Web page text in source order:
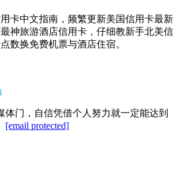
卡中文指南，频繁更新美国信用卡最新
神旅游酒店信用卡，仔细教新手北美信
数换免费机票与酒店住宿。
体门，自信凭借个人努力就一定能达到
[email protected]